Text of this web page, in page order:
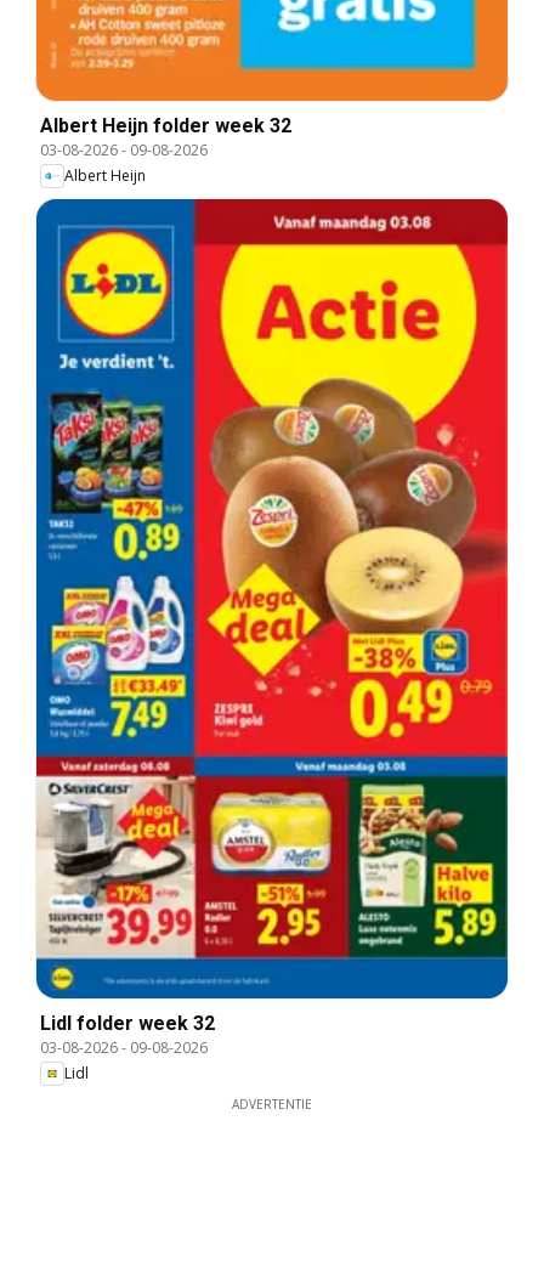
Albert Heijn folder week 32
03-08-2026- 09-08-2026
Albert Heijn
Lidl folder week 32
03-08-2026- 09-08-2026
Lidl
ADVERTENTIE